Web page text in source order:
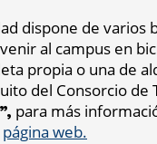
dispone de varios
al campus en
propia o una de
del Consorcio de
para más
página web.